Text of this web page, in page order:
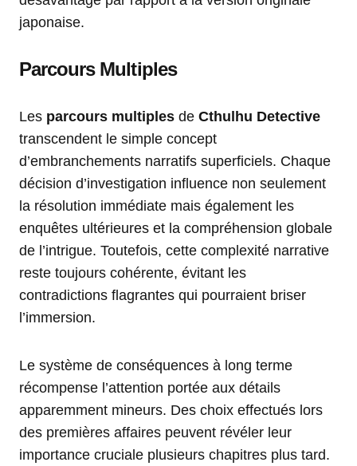
japonaise.
Parcours Multiples
Les parcours multiples de Cthulhu Detective
transcendent le simple concept
d’embranchements narratifs superficiels. Chaque
décision d’investigation influence non seulement
la résolution immédiate mais également les
enquêtes ultérieures et la compréhension globale
de l’intrigue. Toutefois, cette complexité narrative
reste toujours cohérente, évitant les
contradictions flagrantes qui pourraient briser
l’immersion.
Le système de conséquences à long terme
récompense l’attention portée aux détails
apparemment mineurs. Des choix effectués lors
des premières affaires peuvent révéler leur
importance cruciale plusieurs chapitres plus tard.